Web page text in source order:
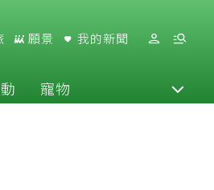
願景 我的新聞
寵物